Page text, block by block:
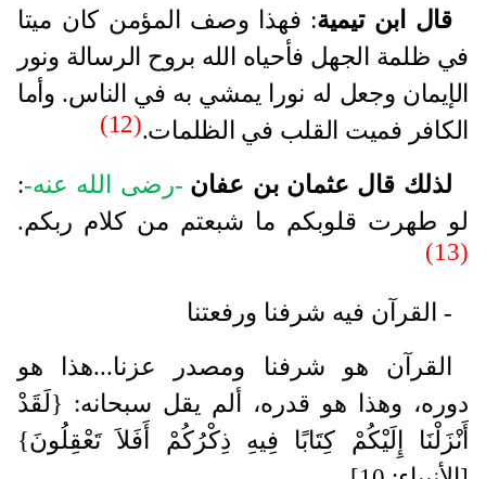
قال ابن تيمية: فهذا وصف المؤمن كان ميتا
في ظلمة الجهل فأحياه الله بروح الرسالة ونور
الإيمان وجعل له نورا يمشي به في الناس. وأما
الكافر فميت القلب في الظلمات.(12)
لذلك قال عثمان بن عفان -رضى الله عنه-:
لو طهرت قلوبكم ما شبعتم من كلام ربكم.
(13)
- القرآن فيه شرفنا ورفعتنا
القرآن هو شرفنا ومصدر عزنا...هذا هو
دوره، وهذا هو قدره، ألم يقل سبحانه: {لَقَدْ
أَنْزَلْنَا إِلَيْكُمْ كِتَابًا فِيهِ ذِكْرُكُمْ أَفَلاَ تَعْقِلُونَ}